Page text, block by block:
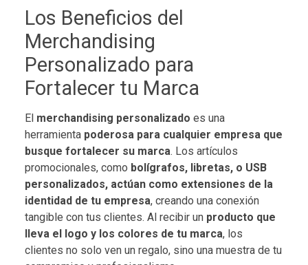
Los Beneficios del
Merchandising
Personalizado para
Fortalecer tu Marca
El merchandising personalizado es una
herramienta poderosa para cualquier empresa que
busque fortalecer su marca. Los artículos
promocionales, como bolígrafos, libretas, o USB
personalizados, actúan como extensiones de la
identidad de tu empresa, creando una conexión
tangible con tus clientes. Al recibir un producto que
lleva el logo y los colores de tu marca, los
clientes no solo ven un regalo, sino una muestra de tu